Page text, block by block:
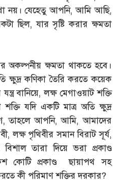
নয়। যেহেতু আপনি, আমি আছি,
ছিল, যার সৃষ্টি করার ক্ষমতা
অকল্পনীয় ক্ষমতা থাকতে হবে।
কণিকা তৈরি করতে কয়েক
বানিয়ে, লক্ষ মেগাওয়াট শক্তি
যদি একটি মাত্র অতি ক্ষুদ্র
তাহলে আপনি, আমি, আমাদের
লক্ষ পৃথিবীর সমান বিরাট সূর্য,
তারা দিয়ে ভরা প্রকাণ্ড
কোটি প্রকাণ্ড ছায়াপথ সহ
কী পরিমাণ শক্তির দরকার?